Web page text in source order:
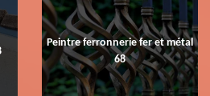
Peintre ferronnerie fer et métal
68